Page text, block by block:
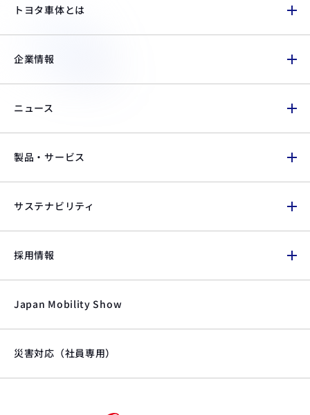
トヨタ車体とは
企業情報
ニュース
製品・サービス
サステナビリティ
採用情報
Japan Mobility Show
災害対応（社員専用）